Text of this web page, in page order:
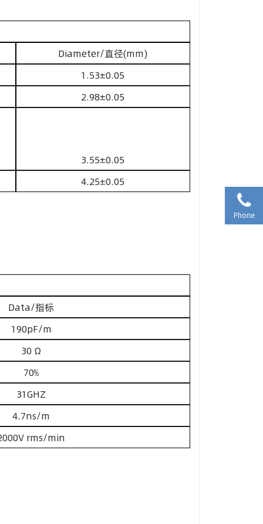
Diameter/直径(mm)
1.53±0.05
2.98±0.05
3.55±0.05
4.25±0.05
Data/指标
190pF/m
30 Ω
70﹪
31GHZ
4.7ns/m
rms/min
Phone